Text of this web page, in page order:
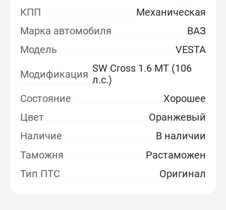
КПП
Механическая
Марка автомобиля
ВАЗ
Модель
VESTA
Модификация SW Cross 1.6 MT (106
л.с.)
Состояние
Хорошее
Цвет
Оранжевый
Наличие
В наличии
Таможня
Растаможен
Тип ПТС
Оригинал